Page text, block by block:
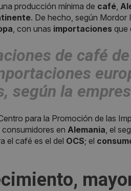
producción mínima de café
. De hecho, según Mordor
, con unas importaciones que
de café
según la
para la Promoción de las
en Alemania , el
el café es el del OCS; el